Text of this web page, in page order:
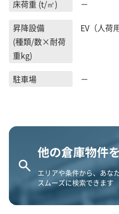
床荷重 (t/㎡)
－
昇降設備
(種類/数×耐荷
重kg)
EV（人荷
駐車場 －
他の倉庫物件
エリアや条件から、あな
スムーズに検索できます